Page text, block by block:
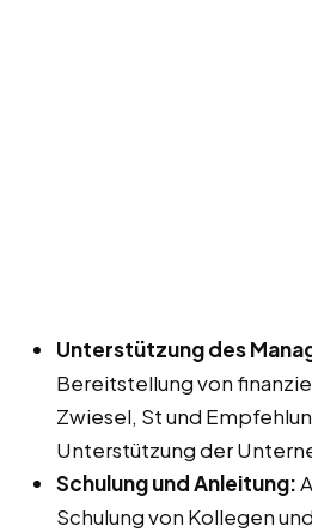
Unterstützung des
Bereitstellung von
Zwiesel, St und
Unterstützung der
Schulung und Anleitung:
Schulung von Kollegen